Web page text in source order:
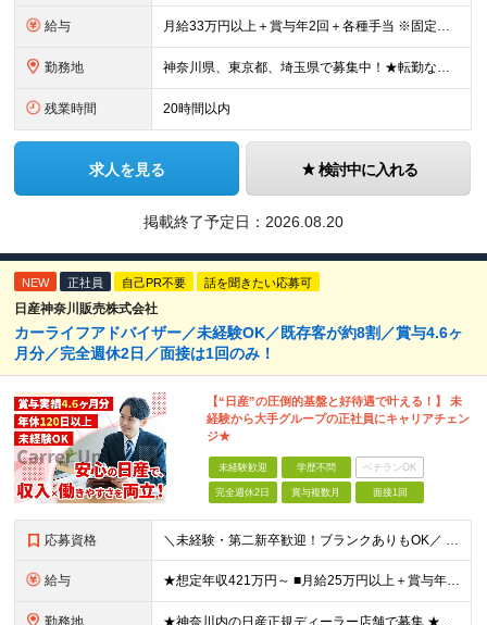
給与 月給33万円以上＋賞与年2回＋各種手当 ※固定残業代（月42時間／7万7171円～）含む。 超過分は別途全額支給します。 ※試用期間（6ヶ月）があります。 その間の給与・待遇に差異はありません。
勤務地 神奈川県、東京都、埼玉県で募集中！★転勤なし ※希望を考慮し、決定 ※転居を伴う転勤なし ＜神奈川＞ ■横浜本社：横浜市西区久保町27-19 ■港南営業所：横浜市港南区日野中央1-15-2 ■平塚営
残業時間 20時間以内
求人を見る 検討中に入れる
掲載終了予定日： 2026.08.20
NEW 正社員 自己PR不要 話を聞きたい応募可
日産神奈川販売株式会社
カーライフアドバイザー／未経験OK／既存客が約8割／賞与4.6ヶ
月分／完全週休2日／面接は1回のみ！
【“日産”の圧倒的基盤と好待遇で叶える！】 未
経験から大手グループの正社員にキャリアチェン
ジ★
未経験歓迎 学歴不問 ベテランOK
完全週休2日 賞与複数月 面接1回
応募資格 ＼未経験・第二新卒歓迎！ブランクありもOK／ ★車に詳しくなくてもOK！ ◆普通自動車運転免許をお持ちの方（AT限定可） ◆専門卒以上 ★こんな方にピッタリです！★ ・「人と話すのが好き」など、接客
給与 ★想定年収421万円～ ■月給25万円以上＋賞与年2回（昨年度実績：4.6ヶ月分）＋各種手当 ★頑張りに応じたインセンティブ・手当が充実！ 「販売台数報奨手当」 「利益報奨手当」 「保険業績手当」
勤務地 ★神奈川内の日産正規ディーラー店舗で募集 ★マイカー・バイク通勤OK！従業員用に駐車場も用意 神奈川県内128店舗のうちから、希望を考慮して決定します。 【新車店舗】 ■横浜市 （鶴見区、神奈川区